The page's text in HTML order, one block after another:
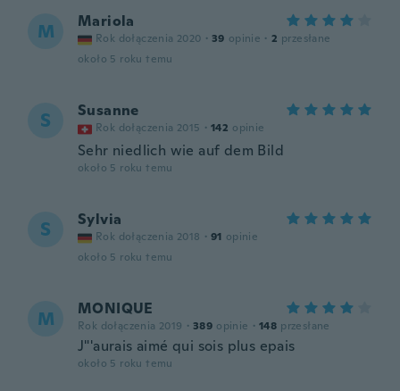
M Mariola
Rok dołączenia 2020 · 39 opinie · 2 przesłane
około 5 roku temu
S Susanne
Rok dołączenia 2015 · 142 opinie
Sehr niedlich wie auf dem Bild
około 5 roku temu
S Sylvia
Rok dołączenia 2018 · 91 opinie
około 5 roku temu
M MONIQUE
Rok dołączenia 2019 · 389 opinie · 148 przesłane
J"'aurais aimé qui sois plus epais
około 5 roku temu